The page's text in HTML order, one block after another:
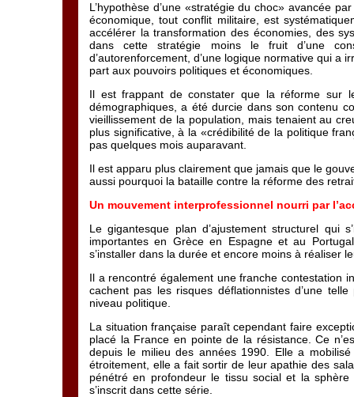
L’hypothèse d’une «stratégie du choc» avancée
économique, tout conflit militaire, est
accélérer la transformation des économies, des
dans cette stratégie moins le fruit d’une
d’autorenforcement, d’une logique normative qui a
part aux pouvoirs politiques et économiques.
Il est frappant de constater que la réforme sur
démographiques, a été durcie dans son contenu
vieillissement de la population, mais tenaient au
plus significative, à la «crédibilité de la politique
pas quelques mois auparavant.
Il est apparu plus clairement que jamais que le
aussi pourquoi la bataille contre la réforme des
Un mouvement interprofessionnel nourri par
Le gigantesque plan d’ajustement structurel qui
importantes en Grèce en Espagne et au
s’installer dans la durée et encore moins à réaliser
Il a rencontré également une franche contestation
cachent pas les risques déflationnistes d’une
niveau politique.
La situation française paraît cependant faire
placé la France en pointe de la résistance. Ce
depuis le milieu des années 1990. Elle a
étroitement, elle a fait sortir de leur apathie des
pénétré en profondeur le tissu social et la
s’inscrit dans cette série.